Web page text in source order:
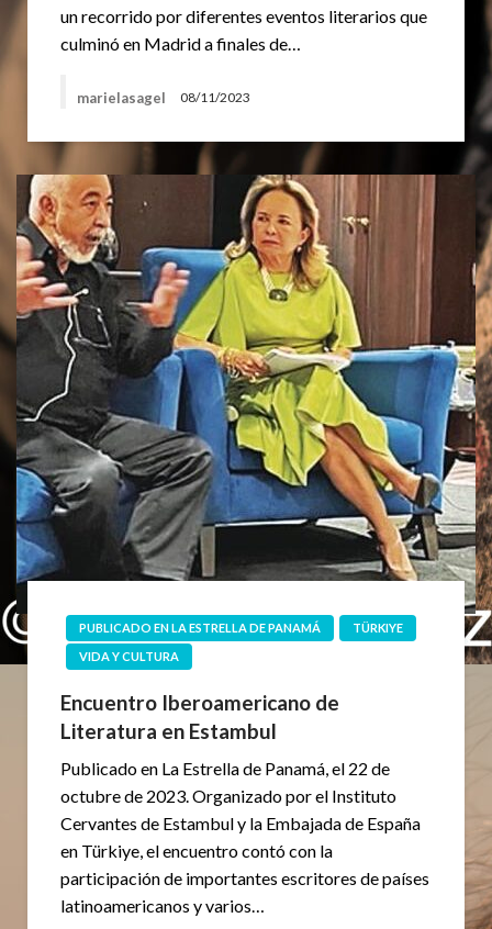
un recorrido por diferentes eventos literarios que
culminó en Madrid a finales de…
marielasagel 08/11/2023
PUBLICADO EN LA ESTRELLA DE PANAMÁ
TÜRKIYE
VIDA Y CULTURA
Encuentro Iberoamericano de
Literatura en Estambul
Publicado en La Estrella de Panamá, el 22 de
octubre de 2023. Organizado por el Instituto
Cervantes de Estambul y la Embajada de España
en Türkiye, el encuentro contó con la
participación de importantes escritores de países
latinoamericanos y varios…